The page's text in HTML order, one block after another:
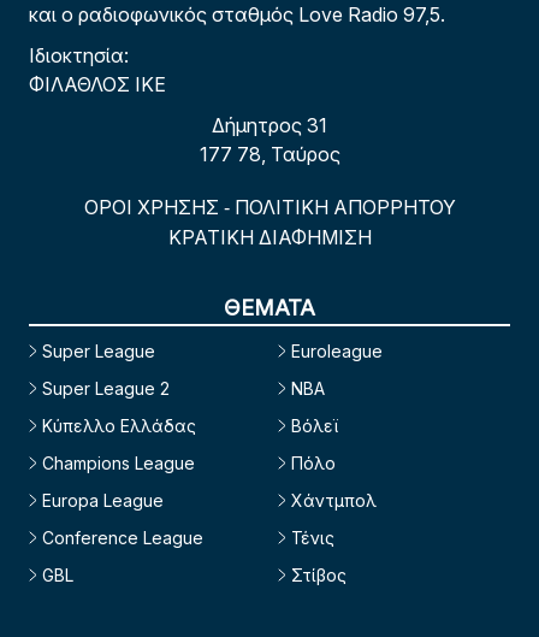
και ο ραδιοφωνικός σταθμός Love Radio 97,5.
Ιδιοκτησία:
ΦΙΛΑΘΛΟΣ ΙΚΕ
Δήμητρος 31
177 78, Ταύρος
ΟΡΟΙ ΧΡΗΣΗΣ - ΠΟΛΙΤΙΚΗ ΑΠΟΡΡΗΤΟΥ
ΚΡΑΤΙΚΗ ΔΙΑΦΗΜΙΣΗ
ΘΕΜΑΤΑ
Super League
Super League 2
Κύπελλο Ελλάδας
Champions League
Europa League
Conference League
GBL
Euroleague
NBA
Βόλεϊ
Πόλο
Χάντμπολ
Τένις
Στίβος